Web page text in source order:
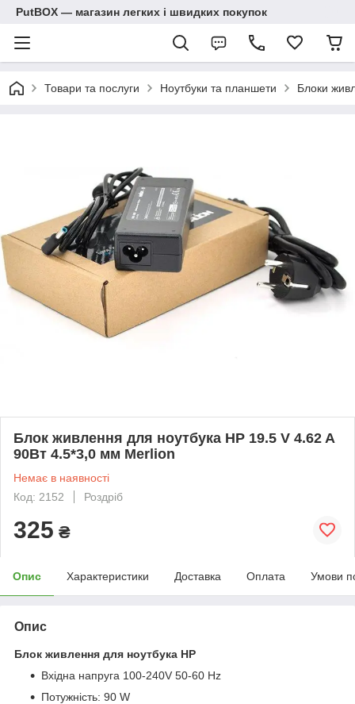
PutBOX — магазин легких і швидких покупок
Товари та послуги Ноутбуки та планшети Блоки
Блок живлення для ноутбука HP 19.5 V 4.62 A
90Вт 4.5*3,0 мм Merlion
Немає в наявності
Код: 2152
Роздріб
325 ₴
Опис Характеристики Доставка Оплата Умови
Опис
Блок живлення для ноутбука HP
Вхідна напруга 100-240V 50-60 Hz
Потужність: 90 W